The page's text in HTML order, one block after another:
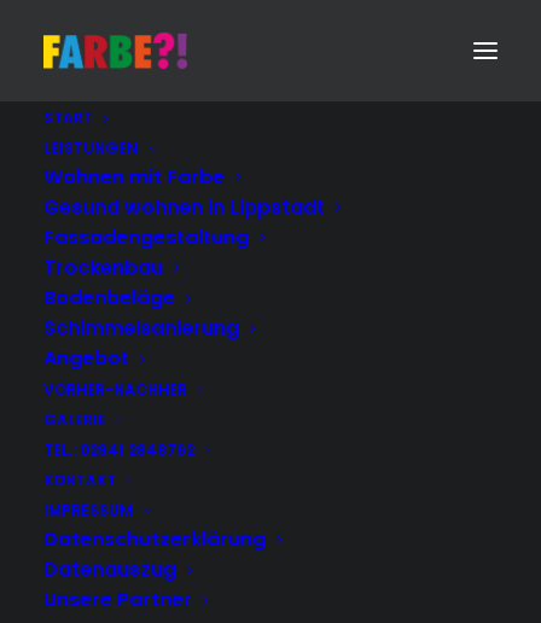
START
LEISTUNGEN
Wohnen mit Farbe
Gesund wohnen in Lippstadt
Fassadengestaltung
Trockenbau
Bodenbeläge
Schimmelsanierung
Angebot
VORHER-NACHHER
GALERIE
TEL.: 02941 2848762
KONTAKT
IMPRESSUM
Datenschutzerklärung
Datenauszug
Unsere Partner
CENTERED CUSTOM